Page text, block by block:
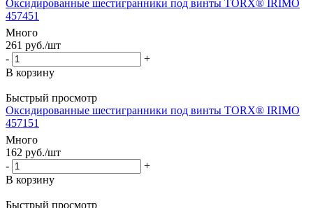
Оксидированные шестигранники под винты TORX® IRIMO
457451
Много
261 руб./шт
-
+
В корзину
Быстрый просмотр
Оксидированные шестигранники под винты TORX® IRIMO
457151
Много
162 руб./шт
-
+
В корзину
Быстрый просмотр